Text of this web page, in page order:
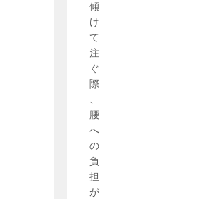
傾
け
て
注
ぐ
際
、
腰
へ
の
負
担
が